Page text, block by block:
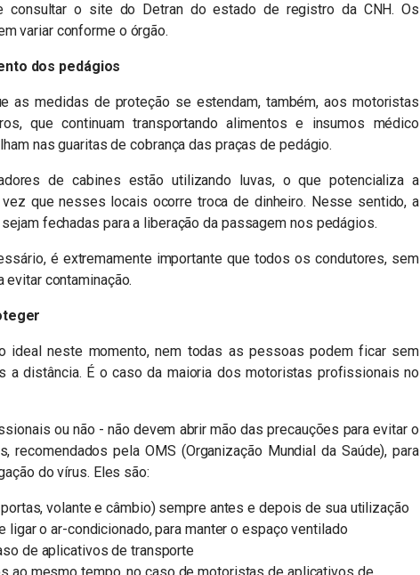
consultar o site do Detran do estado de registro da CNH. Os
variar conforme o órgão.
dos pedágios
as medidas de proteção se estendam, também, aos motoristas
que continuam transportando alimentos e insumos médico
nas guaritas de cobrança das praças de pedágio.
de cabines estão utilizando luvas, o que potencializa a
vez que nesses locais ocorre troca de dinheiro. Nesse sentido, a
fechadas para a liberação da passagem nos pedágios.
é extremamente importante que todos os condutores, sem
contaminação.
ideal neste momento, nem todas as pessoas podem ficar sem
a distância. É o caso da maioria dos motoristas profissionais no
ou não - não devem abrir mão das precauções para evitar o
recomendados pela OMS (Organização Mundial da Saúde), para
do vírus. Eles são:
volante e câmbio) sempre antes e depois de sua utilização
o ar-condicionado, para manter o espaço ventilado
de aplicativos de transporte